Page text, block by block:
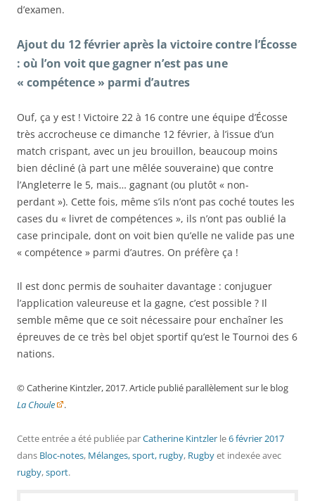
d’examen.
Ajout du 12 février après la victoire contre l’Écosse
: où l’on voit que gagner n’est pas une
« compétence » parmi d’autres
Ouf, ça y est ! Victoire 22 à 16 contre une équipe d’Écosse
très accrocheuse ce dimanche 12 février, à l’issue d’un
match crispant, avec un jeu brouillon, beaucoup moins
bien décliné (à part une mêlée souveraine) que contre
l’Angleterre le 5, mais… gagnant (ou plutôt « non-
perdant »). Cette fois, même s’ils n’ont pas coché toutes les
cases du « livret de compétences », ils n’ont pas oublié la
case principale, dont on voit bien qu’elle ne valide pas une
« compétence » parmi d’autres. On préfère ça !
Il est donc permis de souhaiter davantage : conjuguer
l’application valeureuse et la gagne, c’est possible ? Il
semble même que ce soit nécessaire pour enchaîner les
épreuves de ce très bel objet sportif qu’est le Tournoi des 6
nations.
© Catherine Kintzler, 2017. Article publié parallèlement sur le blog
La Choule
.
Cette entrée a été publiée parCatherine Kintzler le6 février 2017
dans Bloc-notes, Mélanges, sport, rugby, Rugbyet indexée avec
rugby,sport.